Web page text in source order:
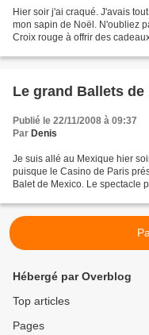
Hier soir j'ai craqué. J'avais
mon sapin de Noël. N'oubliez
Croix rouge à offrir des
Le grand Ballets de
Publié le 22/11/2008 à 09:37
Par Denis
Je suis allé au Mexique hier
puisque le Casino de Paris
Balet de Mexico. Le spectacle
Hébergé par Overblog
Top articles
Pages